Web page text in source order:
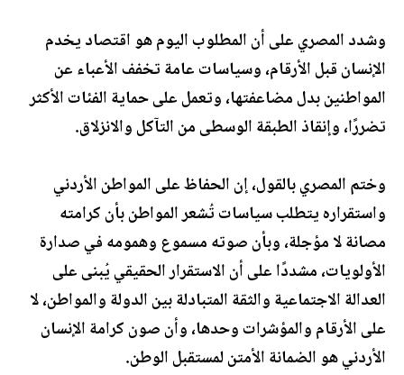
وشدد المصري على أن المطلوب اليوم هو اقتصاد يخدم
الإنسان قبل الأرقام، وسياسات عامة تخفف الأعباء عن
المواطنين بدل مضاعفتها، وتعمل على حماية الفئات الأكثر
تضررًا، وإنقاذ الطبقة الوسطى من التآكل والانزلاق.
وختم المصري بالقول، إن الحفاظ على المواطن الأردني
واستقراره يتطلب سياسات تُشعر المواطن بأن كرامته
مصانة لا مؤجلة، وبأن صوته مسموع وهمومه في صدارة
الأولويات، مشددًا على أن الاستقرار الحقيقي يُبنى على
العدالة الاجتماعية والثقة المتبادلة بين الدولة والمواطن، لا
على الأرقام والمؤشرات وحدها، وأن صون كرامة الإنسان
الأردني هو الضمانة الأمتن لمستقبل الوطن.